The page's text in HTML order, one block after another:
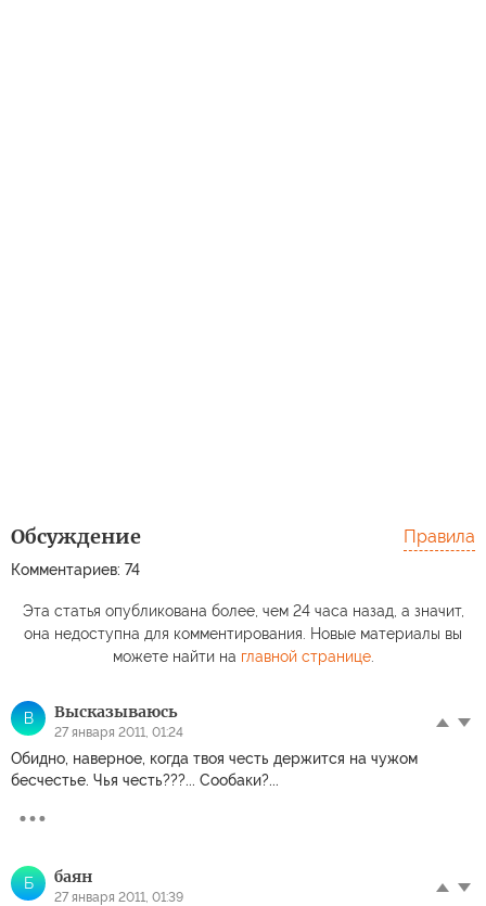
Обсуждение
Комментариев: 74
Правила
Эта статья опубликована более, чем 24 часа назад, а значит,
она недоступна для комментирования. Новые материалы вы
можете найти на главной странице.
В Высказываюсь
27 января 2011, 01:24
Обидно, наверное, когда твоя честь держится на чужом
бесчестье. Чья честь???... Сообаки?...
Б баян
27 января 2011, 01:39